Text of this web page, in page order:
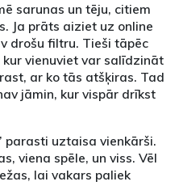
sarunas un tēju, citiem
Ja prāts aiziet uz online
drošu filtru. Tieši tāpēc
kur vienuviet var salīdzināt
ar ko tās atšķiras. Tad
jāmin, kur vispār drīkst
parasti uztaisa vienkārši.
viena spēle, un viss. Vēl
lai vakars paliek